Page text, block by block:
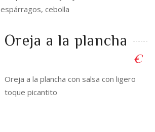
espárragos, cebolla
Oreja a la plancha
€
Oreja a la plancha con salsa con ligero
toque picantito